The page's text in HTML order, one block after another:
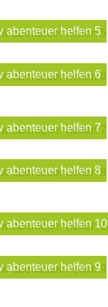
abenteuer helfen 5
abenteuer helfen 6
abenteuer helfen 7
abenteuer helfen 8
abenteuer helfen 10
abenteuer helfen 9